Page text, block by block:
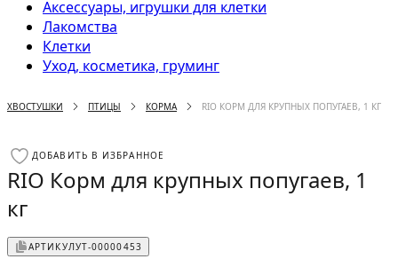
Аксессуары, игрушки для клетки
Лакомства
Клетки
Уход, косметика, груминг
ХВОСТУШКИ ПТИЦЫ КОРМА RIO КОРМ ДЛЯ КРУПНЫХ ПОПУГАЕВ, 1 КГ
ДОБАВИТЬ В ИЗБРАННОЕ
RIO Корм для крупных попугаев, 1
кг
АРТИКУЛУТ-00000453